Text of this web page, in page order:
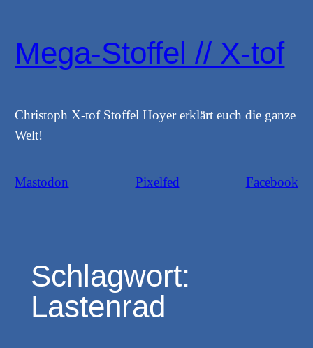
springen
Mega-Stoffel // X-tof
Christoph X-tof Stoffel Hoyer erklärt euch die ganze
Welt!
Mastodon Pixelfed Facebook
Schlagwort:
Lastenrad